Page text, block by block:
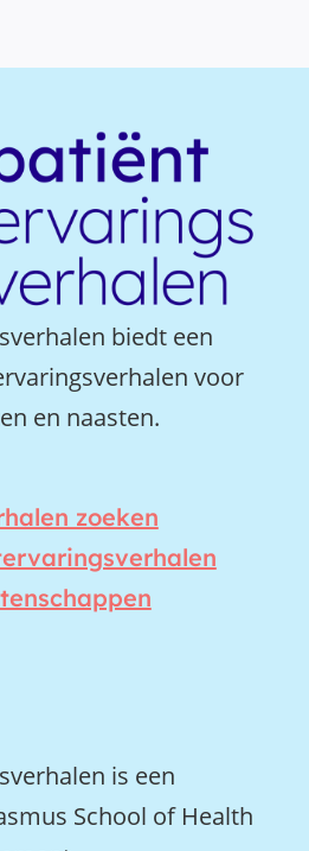
biedt een
voor
en naasten.
zoeken
is een
School of Health